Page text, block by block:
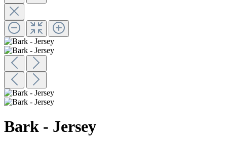
Bark - Jersey